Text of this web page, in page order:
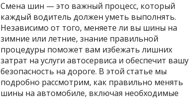
Смена шин — это важный процесс, который
каждый водитель должен уметь выполнять.
Независимо от того, меняете ли вы шины на
зимние или летние, знание правильной
процедуры поможет вам избежать лишних
затрат на услуги автосервиса и обеспечит вашу
безопасность на дороге. В этой статье мы
подробно рассмотрим, как правильно менять
шины на автомобиле, включая необходимые